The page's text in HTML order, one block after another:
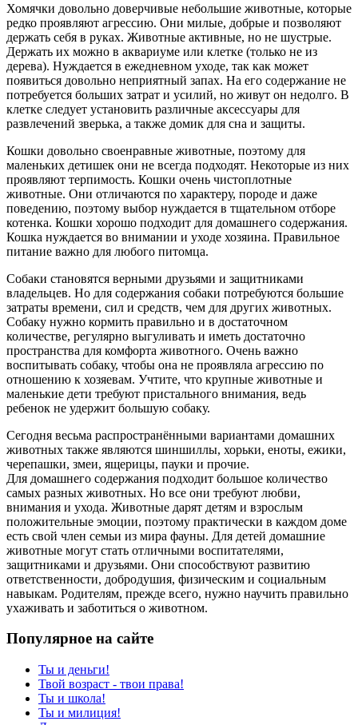
Хомячки довольно доверчивые небольшие животные, которые
редко проявляют агрессию. Они милые, добрые и позволяют
держать себя в руках. Животные активные, но не шустрые.
Держать их можно в аквариуме или клетке (только не из
дерева). Нуждается в ежедневном уходе, так как может
появиться довольно неприятный запах. На его содержание не
потребуется больших затрат и усилий, но живут он недолго. В
клетке следует установить различные аксессуары для
развлечений зверька, а также домик для сна и защиты.
Кошки довольно своенравные животные, поэтому для
маленьких детишек они не всегда подходят. Некоторые из них
проявляют терпимость. Кошки очень чистоплотные
животные. Они отличаются по характеру, породе и даже
поведению, поэтому выбор нуждается в тщательном отборе
котенка. Кошки хорошо подходит для домашнего содержания.
Кошка нуждается во внимании и уходе хозяина. Правильное
питание важно для любого питомца.
Собаки становятся верными друзьями и защитниками
владельцев. Но для содержания собаки потребуются большие
затраты времени, сил и средств, чем для других животных.
Собаку нужно кормить правильно и в достаточном
количестве, регулярно выгуливать и иметь достаточно
пространства для комфорта животного. Очень важно
воспитывать собаку, чтобы она не проявляла агрессию по
отношению к хозяевам. Учтите, что крупные животные и
маленькие дети требуют пристального внимания, ведь
ребенок не удержит большую собаку.
Сегодня весьма распространёнными вариантами домашних
животных также являются шиншиллы, хорьки, еноты, ежики,
черепашки, змеи, ящерицы, пауки и прочие.
Для домашнего содержания подходит большое количество
самых разных животных. Но все они требуют любви,
внимания и ухода. Животные дарят детям и взрослым
положительные эмоции, поэтому практически в каждом доме
есть свой член семьи из мира фауны. Для детей домашние
животные могут стать отличными воспитателями,
защитниками и друзьями. Они способствуют развитию
ответственности, добродушия, физическим и социальным
навыкам. Родителям, прежде всего, нужно научить правильно
ухаживать и заботиться о животном.
Популярное на сайте
Ты и деньги!
Твой возраст - твои права!
Ты и школа!
Ты и милиция!